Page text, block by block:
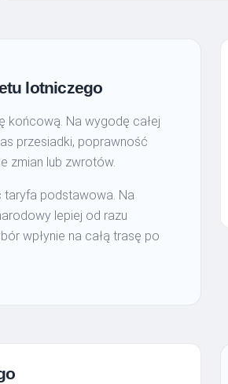
lotniczego
końcową. Na wygodę całej
przesiadki, poprawność
zmian lub zwrotów.
taryfa podstawowa. Na
lepiej od razu
wpłynie na całą trasę po